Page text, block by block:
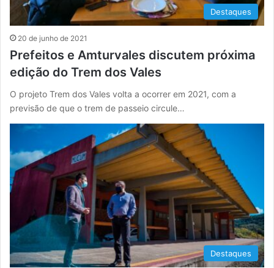
Destaques
20 de junho de 2021
Prefeitos e Amturvales discutem próxima
edição do Trem dos Vales
O projeto Trem dos Vales volta a ocorrer em 2021, com a
previsão de que o trem de passeio circule…
Destaques